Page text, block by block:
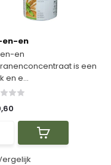
en-en
en
is een
en e...